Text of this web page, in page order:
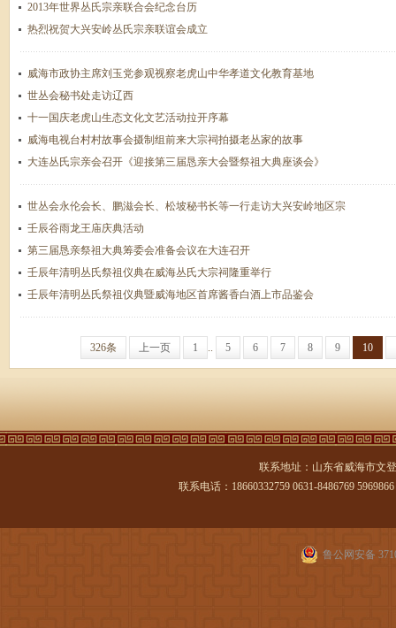
2013年世界丛氏宗亲联合会纪念台历
热烈祝贺大兴安岭丛氏宗亲联谊会成立
威海市政协主席刘玉党参观视察老虎山中华孝道文化教育基地
世丛会秘书处走访辽西
十一国庆老虎山生态文化文艺活动拉开序幕
威海电视台村村故事会摄制组前来大宗祠拍摄老丛家的故事
大连丛氏宗亲会召开《迎接第三届恳亲大会暨祭祖大典座谈会》
世丛会永伦会长、鹏滋会长、松坡秘书长等一行走访大兴安岭地区宗
壬辰谷雨龙王庙庆典活动
第三届恳亲祭祖大典筹委会准备会议在大连召开
壬辰年清明丛氏祭祖仪典在威海丛氏大宗祠隆重举行
壬辰年清明丛氏祭祖仪典暨威海地区首席酱香白酒上市品鉴会
326条 上一页 1 .. 5 6 7 8 9 10
联系地址：山东省威海市文
联系电话：18660332759 0631-8486769
鲁公网安备